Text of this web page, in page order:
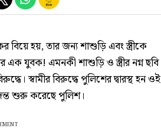
বিয়ে হয়, তার জন্য শাশুড়ি এবং স্ত্রীকে
এক যুবক! এমনকী শাশুড়ি ও স্ত্রীর নগ্ন ছবি
স্বামীর বিরুদ্ধে পুলিশের দ্বারস্থ হন ওই
শুরু করেছে পুলিশ।